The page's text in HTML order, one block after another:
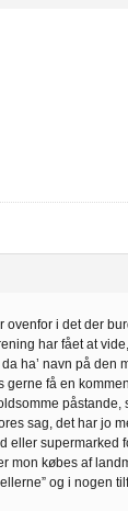
ovenfor i det der
har fået at
ha’ navn på
gerne få en
sag, det har jo
eller supermarked
mon købes af
og i nogen